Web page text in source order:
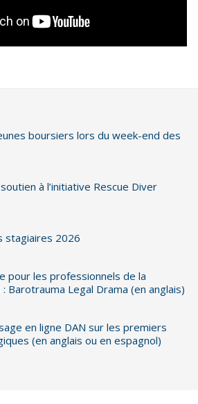
boursiers lors du week-end des
à l’initiative Rescue Diver
stagiaires 2026
pour les professionnels de la
Barotrauma Legal Drama (en anglais)
en ligne DAN sur les premiers
(en anglais ou en espagnol)